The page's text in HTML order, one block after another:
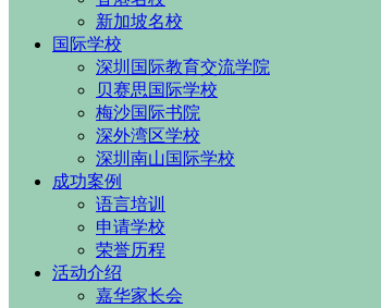
新加坡名校
国际学校
深圳国际教育交流学院
贝赛思国际学校
梅沙国际书院
深外湾区学校
深圳南山国际学校
成功案例
语言培训
申请学校
荣誉历程
活动介绍
嘉华家长会